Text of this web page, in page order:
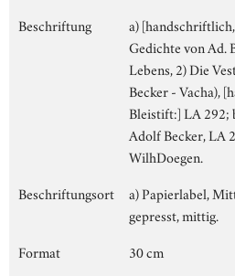
Beschriftung
a)
Gedichte von Ad.
Lebens, 2) Die
Becker - Vacha),
Bleistift:] LA 292;
Adolf Becker, LA
WilhDoegen.
Beschriftungsort
a) Papierlabel,
gepresst, mittig.
Format
30 cm